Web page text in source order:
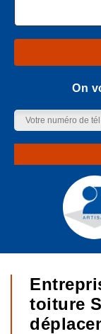
On
toiture